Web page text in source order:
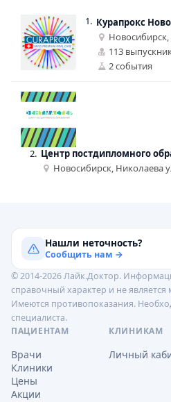
1. Курапрокс
113
2 события
2. Центр постдипломного
Новосибирск, Николаева
Нашли неточность?
Сообщить нам →
© 2014-2026 Лайк.Доктор.
справочный характер и не
Имеются противопоказания.
специалиста.
ПАЦИЕНТАМ
Врачи
Клиники
Цены
Акции
КЛИНИКАМ
Личный